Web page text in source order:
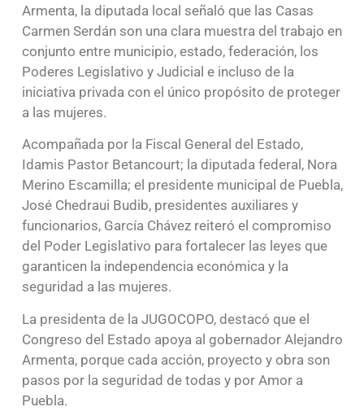
Armenta, la diputada local señaló que las Casas
Carmen Serdán son una clara muestra del trabajo en
conjunto entre municipio, estado, federación, los
Poderes Legislativo y Judicial e incluso de la
iniciativa privada con el único propósito de proteger
a las mujeres.
Acompañada por la Fiscal General del Estado,
Idamis Pastor Betancourt; la diputada federal, Nora
Merino Escamilla; el presidente municipal de Puebla,
José Chedraui Budib, presidentes auxiliares y
funcionarios, García Chávez reiteró el compromiso
del Poder Legislativo para fortalecer las leyes que
garanticen la independencia económica y la
seguridad a las mujeres.
La presidenta de la JUGOCOPO, destacó que el
Congreso del Estado apoya al gobernador Alejandro
Armenta, porque cada acción, proyecto y obra son
pasos por la seguridad de todas y por Amor a
Puebla.